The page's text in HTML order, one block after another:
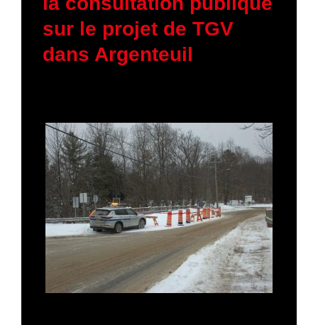
sur le projet de TGV
dans Argenteuil